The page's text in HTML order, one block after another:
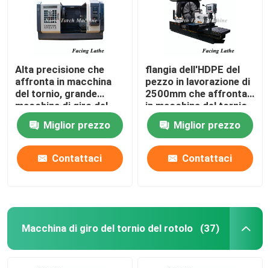
Alta precisione che
affronta in macchina
del tornio, grande
macchina di giro del
tornio di CNC
Miglior prezzo
Contattaci
flangia dell'HDPE del
pezzo in lavorazione di
2500mm che affronta
in macchina del tornio
Miglior prezzo
Contattaci
Macchina di giro del tornio del rotolo (37)